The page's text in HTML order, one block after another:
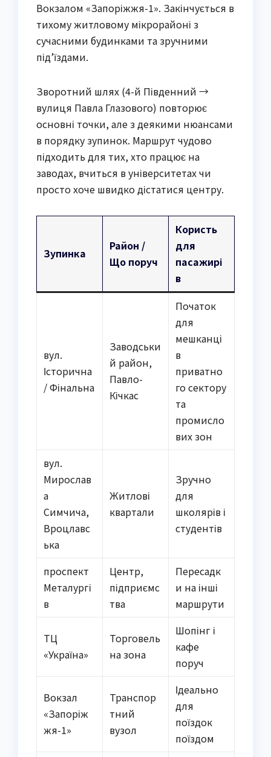
Вокзалом «Запоріжжя-1». Закінчується в
тихому житловому мікрорайоні з
сучасними будинками та зручними
під’їздами.
Зворотний шлях (4-й Південний →
вулиця Павла Глазового) повторює
основні точки, але з деякими нюансами
в порядку зупинок. Маршрут чудово
підходить для тих, хто працює на
заводах, вчиться в університетах чи
просто хоче швидко дістатися центру.
Зупинка
Район /
Що поруч
Користь
для
пасажирі
в
вул.
Історична
/ Фінальна
Заводськи
й район,
Павло-
Кічкас
Початок
для
мешканці
в
приватно
го сектору
та
промисло
вих зон
вул.
Мирослав
а
Симчича,
Вроцлавс
ька
Житлові
квартали
Зручно
для
школярів і
студентів
проспект
Металургі
в
Центр,
підприємс
тва
Пересадк
и на інші
маршрути
ТЦ
«Україна»
Торговель
на зона
Шопінг і
кафе
поруч
Вокзал
«Запоріж
жя-1»
Транспор
тний
вузол
Ідеально
для
поїздок
поїздом